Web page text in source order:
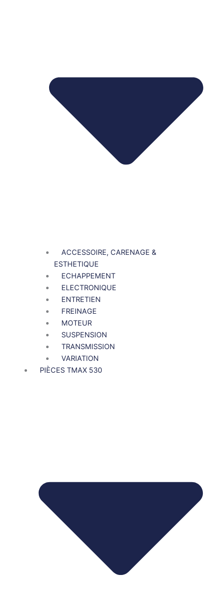
ACCESSOIRE, CARENAGE &
ESTHETIQUE
ECHAPPEMENT
ELECTRONIQUE
ENTRETIEN
FREINAGE
MOTEUR
SUSPENSION
TRANSMISSION
VARIATION
PIÈCES TMAX 530